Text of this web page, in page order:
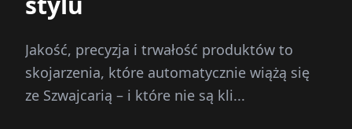
Jakość, precyzja i trwałość produktów to
skojarzenia, które automatycznie wiążą się
ze Szwajcarią – i które nie są kli...